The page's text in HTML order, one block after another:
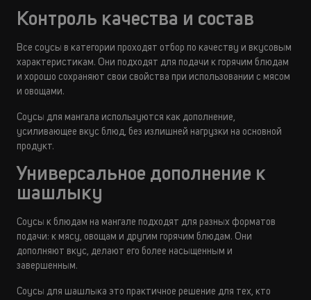
Контроль качества и состав
Все соусы в категории проходят отбор по качеству и вкусовым
характеристикам. Они подходят для подачи к горячим блюдам
и хорошо сохраняют свои свойства при использовании с мясом
и овощами.
Соусы для мангала используются как дополнение,
усиливающее вкус блюд, без излишней нагрузки на основной
продукт.
Универсальное дополнение к
шашлыку
Соусы к блюдам на мангале подходят для разных форматов
подачи: к мясу, овощам и другим горячим блюдам. Они
дополняют вкус, делают его более насыщенным и
завершенным.
Соусы для шашлыка это практичное решение для тех, кто